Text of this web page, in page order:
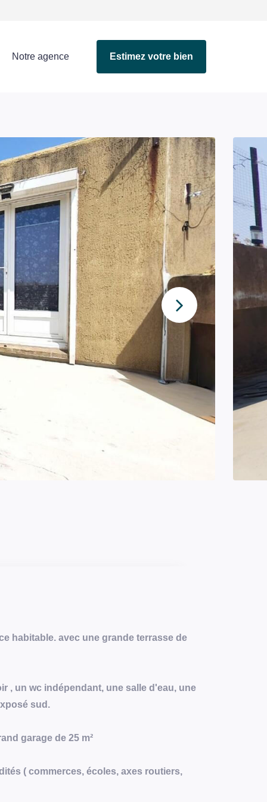
Notre agence Estimez votre bien
habitable. avec une grande terrasse de
, un wc indépendant, une salle d'eau, une
sud.
garage de 25 m²
( commerces, écoles, axes routiers,